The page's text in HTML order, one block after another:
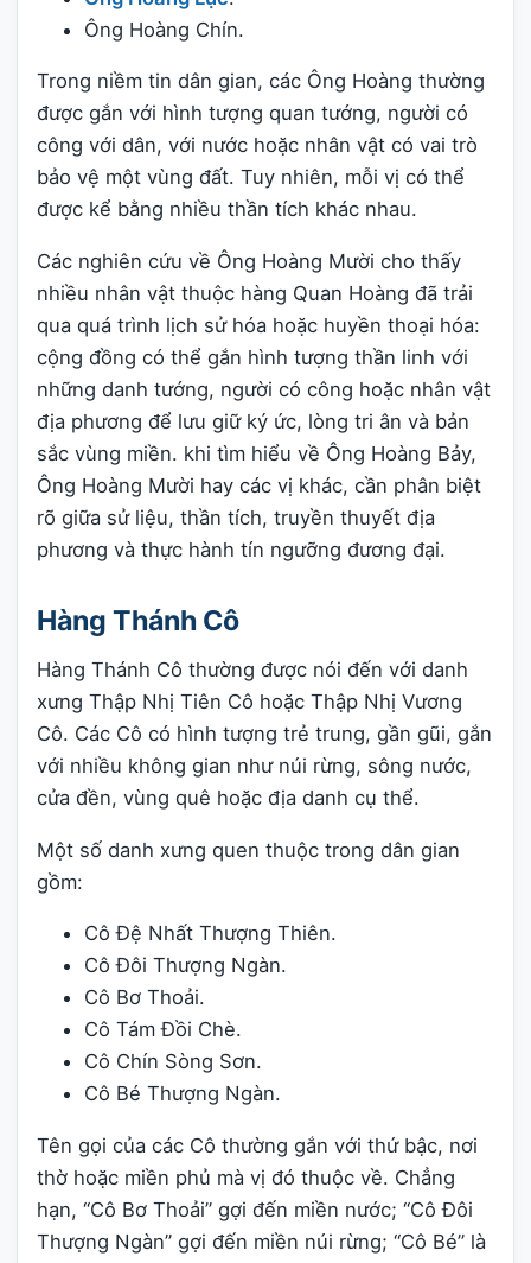
Ông Hoàng Chín.
Trong niềm tin dân gian, các Ông Hoàng thường
được gắn với hình tượng quan tướng, người có
công với dân, với nước hoặc nhân vật có vai trò
bảo vệ một vùng đất. Tuy nhiên, mỗi vị có thể
được kể bằng nhiều thần tích khác nhau.
Các nghiên cứu về Ông Hoàng Mười cho thấy
nhiều nhân vật thuộc hàng Quan Hoàng đã trải
qua quá trình lịch sử hóa hoặc huyền thoại hóa:
cộng đồng có thể gắn hình tượng thần linh với
những danh tướng, người có công hoặc nhân vật
địa phương để lưu giữ ký ức, lòng tri ân và bản
sắc vùng miền. khi tìm hiểu về Ông Hoàng Bảy,
Ông Hoàng Mười hay các vị khác, cần phân biệt
rõ giữa sử liệu, thần tích, truyền thuyết địa
phương và thực hành tín ngưỡng đương đại.
Hàng Thánh Cô
Hàng Thánh Cô thường được nói đến với danh
xưng Thập Nhị Tiên Cô hoặc Thập Nhị Vương
Cô. Các Cô có hình tượng trẻ trung, gần gũi, gắn
với nhiều không gian như núi rừng, sông nước,
cửa đền, vùng quê hoặc địa danh cụ thể.
Một số danh xưng quen thuộc trong dân gian
gồm:
Cô Đệ Nhất Thượng Thiên.
Cô Đôi Thượng Ngàn.
Cô Bơ Thoải.
Cô Tám Đồi Chè.
Cô Chín Sòng Sơn.
Cô Bé Thượng Ngàn.
Tên gọi của các Cô thường gắn với thứ bậc, nơi
thờ hoặc miền phủ mà vị đó thuộc về. Chẳng
hạn, “Cô Bơ Thoải” gợi đến miền nước; “Cô Đôi
Thượng Ngàn” gợi đến miền núi rừng; “Cô Bé” là